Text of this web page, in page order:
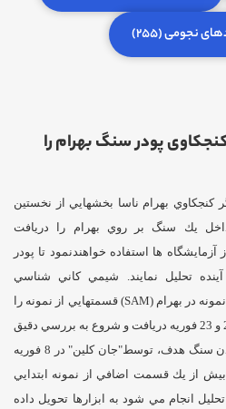
نجومی (255)
پودر سنگ بهرام را
كنجكاوي بهرام ناسا بخشهايي از نخستين
يك سنگ بر روي بهرام را دريافت
ها استفاده خواهندنمود تا پودر
تحليل نمايند. شيمي كاني شناسي
كاوشگر(CheMin) و ابزار تحليل گر نمونه در بهرام (SAM) قسمتهايي از نمونه را
به ترتيب در روزهاي جمعه و شنبه22 و 23 فوريه دريافت و شروع به بررسي دقيق
سنگ هدف، توسط
"جان كلين" در 8 فوريه
از يك قسمت اضافي از نمونه ابتدايي
انجام مي شود به ابزارها تحويل داده